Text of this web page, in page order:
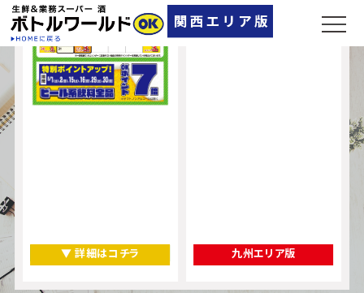
▼ 詳細はコチラ 九州エリア版